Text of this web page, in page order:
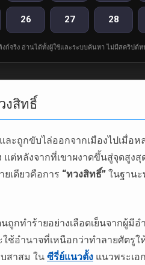
26 27 28
งก์จริง อ่านได้ทั้งผู้ใช้และระบบค้นหา ไม่มีสคริปต์
งสิทธิ์
และถูกขับไล่ออกจากเมืองไปเมื่อห
แต่หลังจากที่เขาผงาดขึ้นสู่จุดสูง
เดียวคือการ “ทวงสิทธิ์” ในฐาน
ถูกทำร้ายอย่างเลือดเย็นจากผู้มี
ใช้อำนาจที่เหนือกว่าทำลายศัต
สาสม ใน ซีรี่ย์แนวตั้ง แนวพระเอ